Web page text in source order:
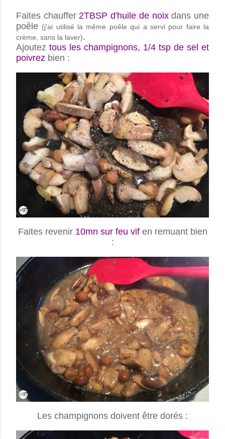
Faites chauffer2TBSP d'huile de noixdans une
poêle (j'ai utilisé la même poêle qui a servi pour faire la
crème, sans la laver).
Ajoutez tous les champignons, 1/4 tsp de sel et
poivrez bien :
Faites revenir 10mn sur feu vifen remuant bien
:
Les champignons doivent être dorés :